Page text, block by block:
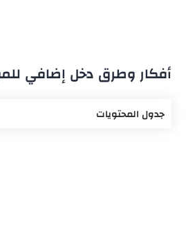
أفكار وطرق دخل إضافي
جدول المحتويات